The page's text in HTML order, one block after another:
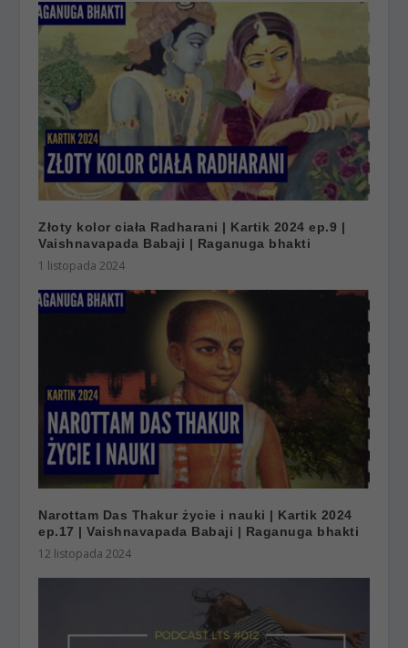
Złoty kolor ciała Radharani | Kartik 2024 ep.9 |
Vaishnavapada Babaji | Raganuga bhakti
1 listopada 2024
Narottam Das Thakur życie i nauki | Kartik 2024
ep.17 | Vaishnavapada Babaji | Raganuga bhakti
12 listopada 2024